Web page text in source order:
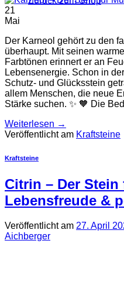
21
Mai
Der Karneol gehört zu den
überhaupt. Mit seinen
Farbtönen erinnert er an
Lebensenergie. Schon in
Schutz- und Glücksstein
allem Menschen, die neue
Stärke suchen. ✨ 🧡 Die
Weiterlesen →
Veröffentlicht am Kraftsteine
Kraftsteine
Citrin – Der
Lebensfreude &
Veröffentlicht am 27. April
Aichberger